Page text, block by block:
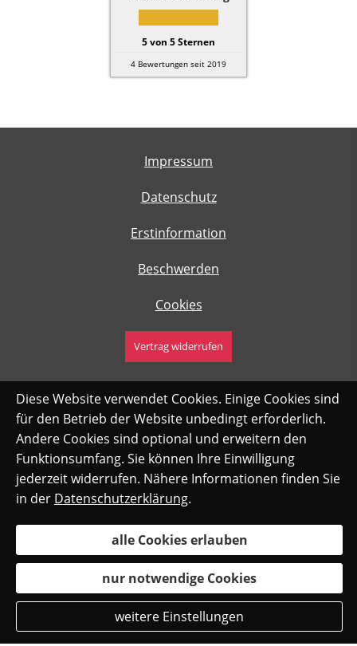
5von 5Sternen
4 Bewertungen seit 2019
Impressum
Datenschutz
Erstinformation
Beschwerden
Cookies
Vertrag widerrufen
Diese Website verwendet Cookies. Einige Cookies sind
für den Betrieb der Website unbedingt erforderlich.
Andere Cookies sind optional und erweitern den
Funktionsumfang. Sie können Ihre Einwilligung
jederzeit widerrufen. Nähere Informationen finden Sie
in der Datenschutzerklärung.
alle Cookies erlauben
nur notwendige Cookies
weitere Einstellungen